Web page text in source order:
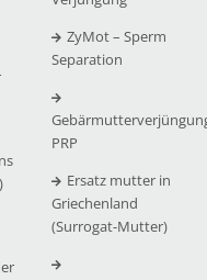
ZyMot – Sperm
Separation
PRP
Ersatz mutter in
Griechenland
(Surrogat-Mutter)